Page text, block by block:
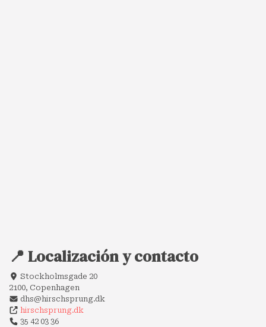
📍 Localización y contacto
Stockholmsgade 20
2100, Copenhagen
dhs@hirschsprung.dk
hirschsprung.dk
35 42 03 36